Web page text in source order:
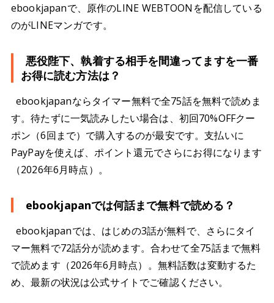
ebookjapanで、原作のLINE WEBTOONを配信している
のがLINEマンガです。
悪役陛下、執着する相手を間違ってますを一番
お得に読む方法は？
ebookjapanならタイマー無料で全75話を無料で読めま
す。待たずに一気読みしたい場合は、初回70%OFFクー
ポン（6回まで）で購入するのが最安です。支払いに
PayPayを使えば、ポイント還元でさらにお得になります
（2026年6月時点）。
ebookjapanでは何話まで無料で読める？
ebookjapanでは、はじめの3話が無料で、さらにタイ
マー無料で72話分が読めます。合わせて全75話まで無料
で読めます（2026年6月時点）。無料話数は変動するた
め、最新の状況は公式サイトでご確認ください。